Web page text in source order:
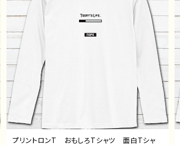
プリントロンT おもしろTシャツ 面白Tシャ